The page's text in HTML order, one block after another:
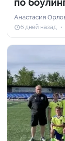
Анастасия
6 дней назад